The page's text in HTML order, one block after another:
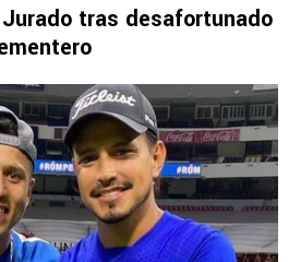
tras desafortunado